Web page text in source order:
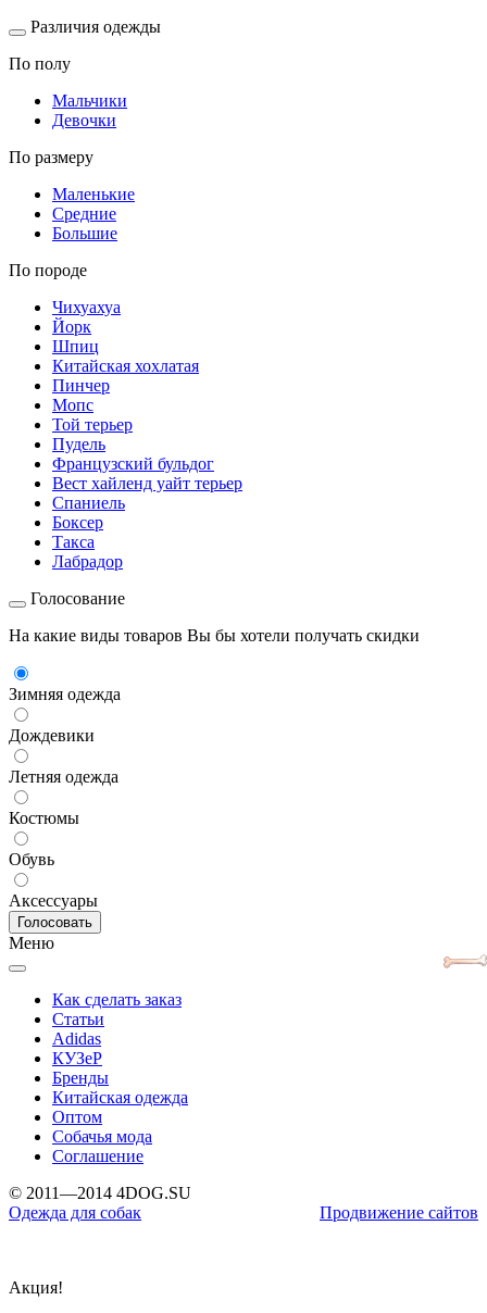
Различия одежды
По полу
Мальчики
Девочки
По размеру
Маленькие
Средние
Большие
По породе
Чихуахуа
Йорк
Шпиц
Китайская хохлатая
Пинчер
Мопс
Той терьер
Пудель
Французский бульдог
Вест хайленд уайт терьер
Спаниель
Боксер
Такса
Лабрадор
Голосование
На какие виды товаров Вы бы хотели получать скидки
Зимняя одежда
Дождевики
Летняя одежда
Костюмы
Обувь
Аксессуары
Меню
Как сделать заказ
Статьи
Adidas
КУЗеР
Бренды
Китайская одежда
Оптом
Собачья мода
Соглашение
© 2011—2014 4DOG.SU
Одежда для собак
Продвижение сайтов
Акция!